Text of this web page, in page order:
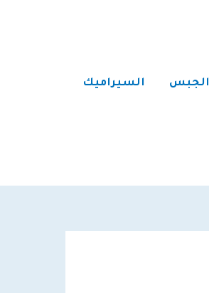
الجبس
السيراميك